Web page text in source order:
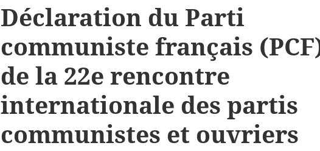
Déclaration du Parti
communiste français
de la 22e rencontre
internationale des partis
communistes et ouvriers